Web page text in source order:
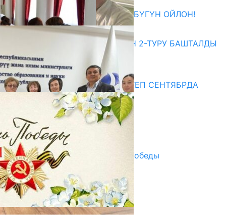
ӨЗҮҢДҮН КЕЛЕЧЕГИҢ ҮЧҮН БҮГҮН ОЙЛОН!
20.07.2026
ЖОЖДОРГО КАБЫЛ АЛУУНУН 2-ТУРУ БАШТАЛДЫ
20.07.2026
Медиа
СУЗАКТА 750 ОРУНДУУ МЕКТЕП СЕНТЯБРДА
ПАЙДАЛАНУУГА БЕРИЛЕТ
07.08.2025
Улуу Жеңиштин жандуу сөзү
29.04.2025
Награды в преддверии Дня Победы
29.04.2025